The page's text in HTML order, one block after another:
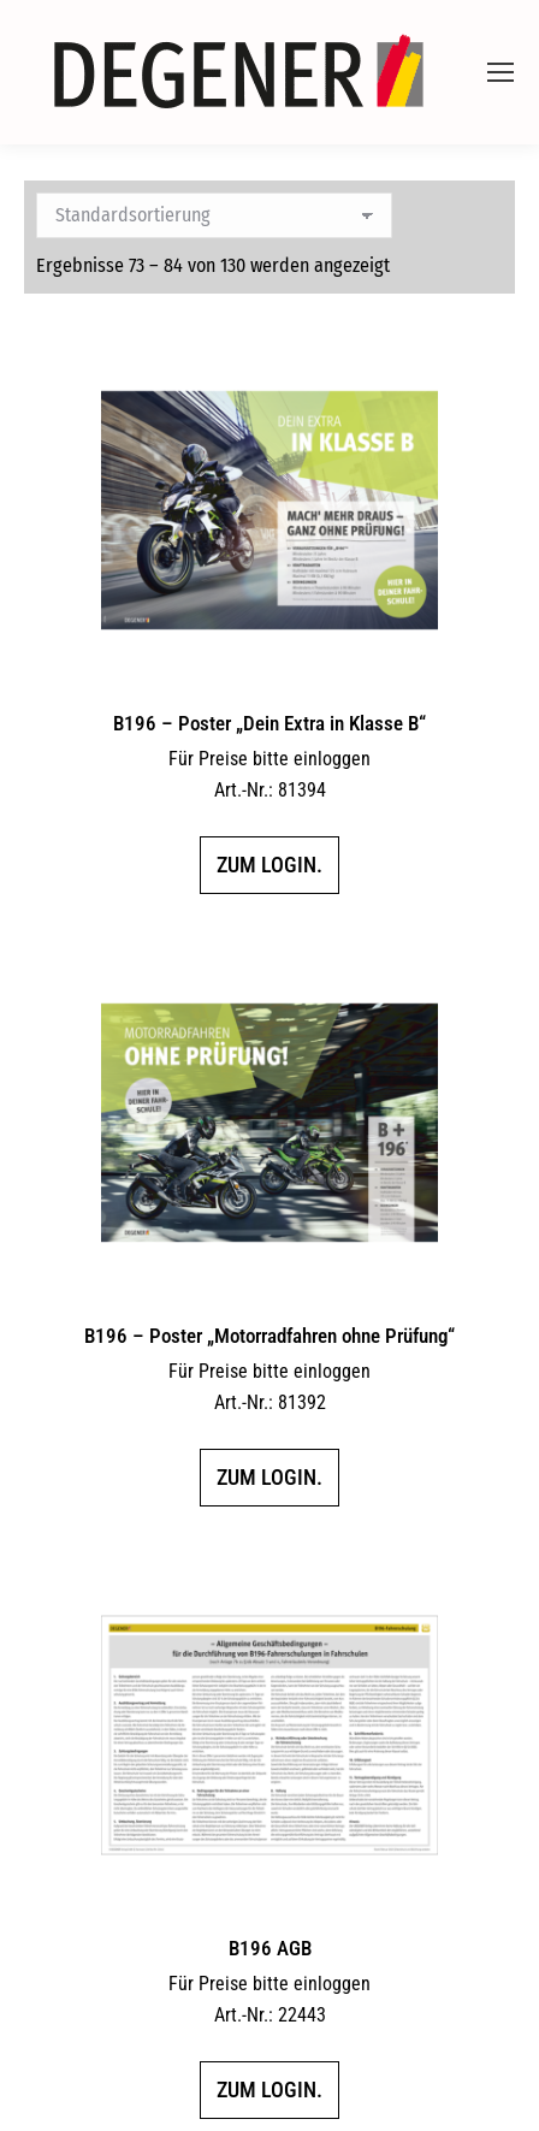
Ergebnisse 73 – 84 von 130 werden angezeigt
B196 – Poster „Dein Extra in Klasse B“
Für Preise bitte einloggen
Art.-Nr.: 81394
ZUM LOGIN.
B196 – Poster „Motorradfahren ohne Prüfung“
Für Preise bitte einloggen
Art.-Nr.: 81392
ZUM LOGIN.
B196 AGB
Für Preise bitte einloggen
Art.-Nr.: 22443
ZUM LOGIN.